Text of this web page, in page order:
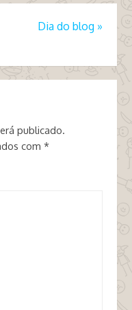
Dia do blog »
publicado.
com *